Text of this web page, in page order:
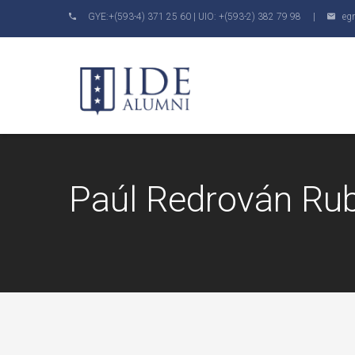
GYE:+(593-4) 371 25 60 | UIO: +(593-2) 382 79 98 |
Paúl Redrován